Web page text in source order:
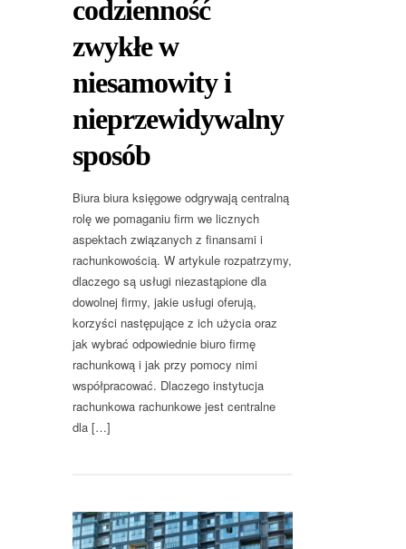
codzienność
zwykłe w
niesamowity i
nieprzewidywalny
sposób
Biura biura księgowe odgrywają centralną
rolę we pomaganiu firm we licznych
aspektach związanych z finansami i
rachunkowością. W artykule rozpatrzymy,
dlaczego są usługi niezastąpione dla
dowolnej firmy, jakie usługi oferują,
korzyści następujące z ich użycia oraz
jak wybrać odpowiednie biuro firmę
rachunkową i jak przy pomocy nimi
współpracować. Dlaczego instytucja
rachunkowa rachunkowe jest centralne
dla […]